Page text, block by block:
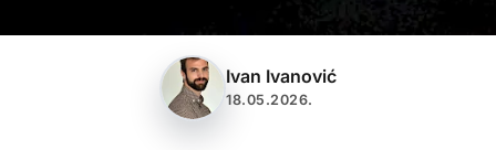
Ivan Ivanović
18.05.2026.